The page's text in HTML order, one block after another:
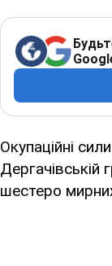
Окупаційні
Дергачівській
шестеро